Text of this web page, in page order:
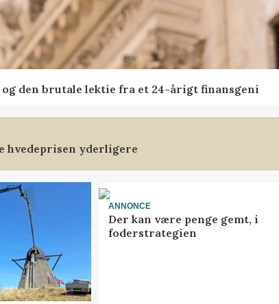
den brutale lektie fra et 24-årigt finansgeni
hvedeprisen yderligere
ANNONCE
Der kan være penge gemt, i
foderstrategien